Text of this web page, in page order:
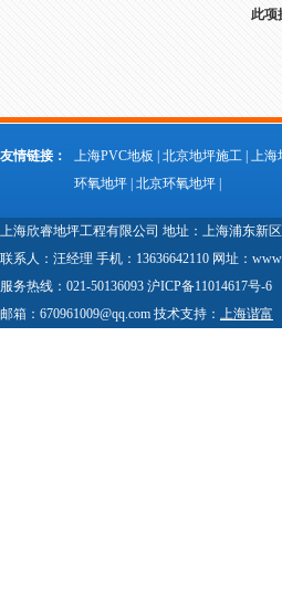
此项
友情链接： 上海PVC地板 北京地坪施工 上海
环氧地坪 北京环氧地坪
上海欣睿地坪工程有限公司 地址：上海浦东新
联系人：汪经理 手机：13636642110 网址：
服务热线：021-50136093 沪ICP备11014617号-6
邮箱：670961009@qq.com 技术支持： 上海谐富